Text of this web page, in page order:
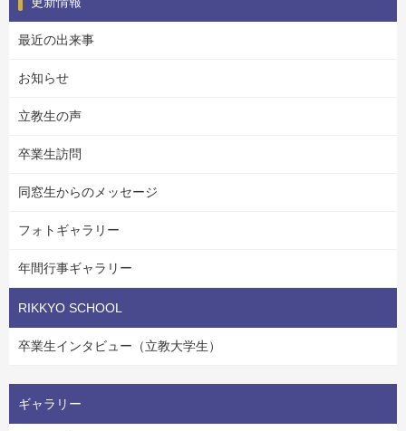
最近の出来事
お知らせ
立教生の声
卒業生訪問
同窓生からのメッセージ
フォトギャラリー
年間行事ギャラリー
RIKKYO SCHOOL
卒業生インタビュー（立教大学生）
ギャラリー